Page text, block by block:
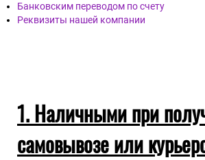
Банковским переводом по счету
Реквизиты нашей компании
1. Наличными при
самовывозе или